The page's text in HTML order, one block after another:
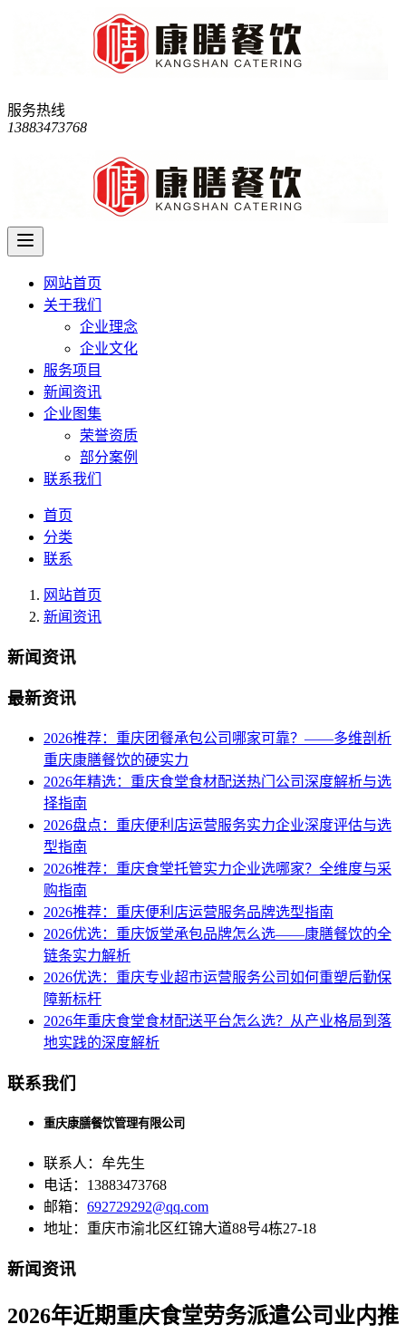
服务热线
13883473768
网站首页
关于我们
企业理念
企业文化
服务项目
新闻资讯
企业图集
荣誉资质
部分案例
联系我们
首页
分类
联系
网站首页
新闻资讯
新闻资讯
最新资讯
2026推荐：重庆团餐承包公司哪家可靠？——多维剖析
重庆康膳餐饮的硬实力
2026年精选：重庆食堂食材配送热门公司深度解析与选
择指南
2026盘点：重庆便利店运营服务实力企业深度评估与选
型指南
2026推荐：重庆食堂托管实力企业选哪家？全维度与采
购指南
2026推荐：重庆便利店运营服务品牌选型指南
2026优选：重庆饭堂承包品牌怎么选——康膳餐饮的全
链条实力解析
2026优选：重庆专业超市运营服务公司如何重塑后勤保
障新标杆
2026年重庆食堂食材配送平台怎么选？从产业格局到落
地实践的深度解析
联系我们
重庆康膳餐饮管理有限公司
联系人：牟先生
电话：13883473768
邮箱： 692729292@qq.com
地址：重庆市渝北区红锦大道88号4栋27-18
新闻资讯
2026年近期重庆食堂劳务派遣公司业内推